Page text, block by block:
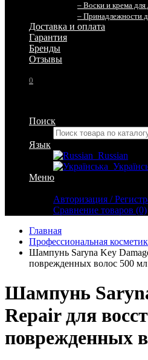
– Воски и крема для
– Принадлежности
Доставка и оплата
Гарантия
Бренды
Отзывы
0
Поиск
Язык
Russian
Меню
Авторизация /
Сравнение товаров (0)
Главная
Профессиональная
Шампунь Saryna Key
поврежденных волос 500 мл
Шампунь
Repair для
поврежденных